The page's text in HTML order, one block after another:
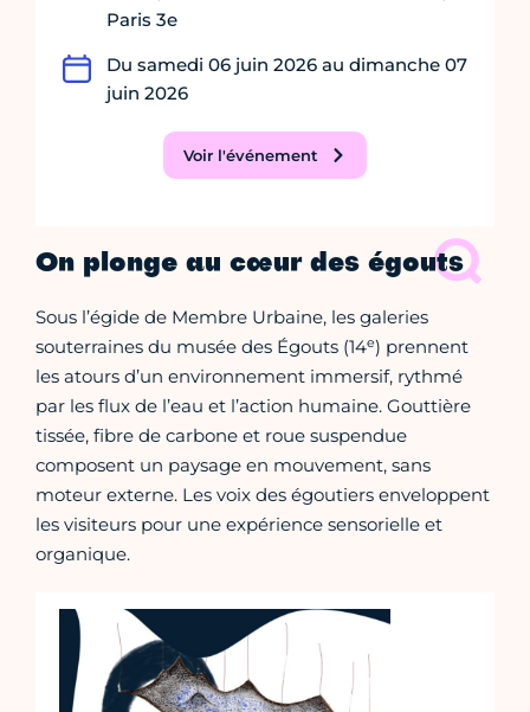
Paris 3e
Du samedi 06 juin 2026 au dimanche 07
juin 2026
Voir l'événement
On plonge au cœur des égouts
Sous l’égide de Membre Urbaine, les galeries
souterraines du musée des Égouts (14e) prennent
les atours d’un environnement immersif, rythmé
par les flux de l’eau et l’action humaine. Gouttière
tissée, fibre de carbone et roue suspendue
composent un paysage en mouvement, sans
moteur externe. Les voix des égoutiers enveloppent
les visiteurs pour une expérience sensorielle et
organique.